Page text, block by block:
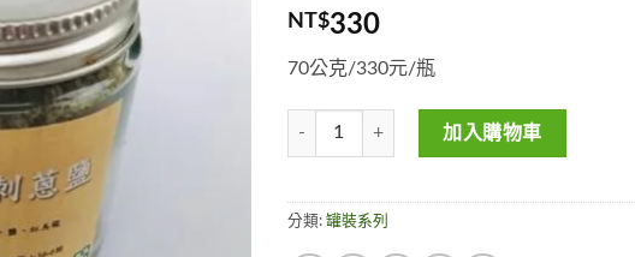
NT$330
70公克/330元/瓶
活泉刺蔥鹽 數量
加入購物車
分類: 罐裝系列